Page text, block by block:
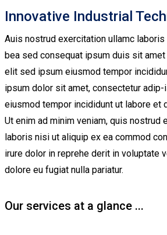
Innovative Industrial
Auis nostrud exercitation ullamc
bea sed consequat ipsum duis sit
elit sed ipsum eiusmod tempor
ipsum dolor sit amet, consectetur
eiusmod tempor incididunt ut labore et
Ut enim ad minim veniam, quis nostrud
laboris nisi ut aliquip ex ea commod
irure dolor in reprehe derit in voluptate
dolore eu fugiat nulla pariatur.
Our services at a glance ...